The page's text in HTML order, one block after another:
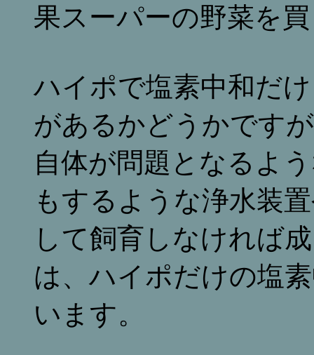
果スーパーの野菜を
ハイポで塩素中和だ
があるかどうかです
自体が問題となるよ
もするような浄水装
して飼育しなければ
は、ハイポだけの塩
います。